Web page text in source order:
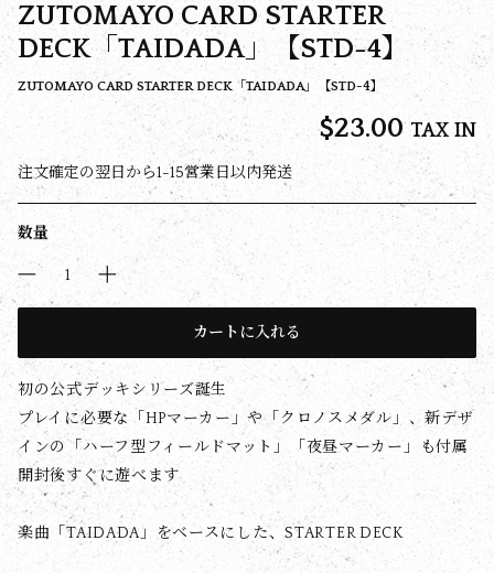
ZUTOMAYO CARD STARTER
DECK「TAIDADA」【STD-4】
ZUTOMAYO CARD STARTER DECK「TAIDADA」【STD-4】
$‌23.00 TAX IN
注文確定の翌日から1-15営業日以内発送
数量
カートに入れる
初の公式デッキシリーズ誕生
プレイに必要な「HPマーカー」や「クロノスメダル」、新デザ
インの「ハーフ型フィールドマット」「夜昼マーカー」も付属
開封後すぐに遊べます
楽曲「TAIDADA」をベースにした、STARTER DECK